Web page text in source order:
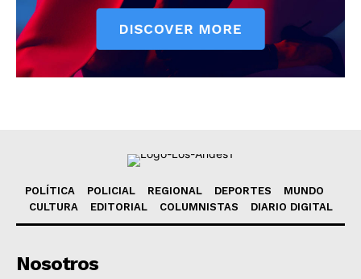
POLÍTICA POLICIAL REGIONAL DEPORTES
MUNDO
CULTURA
EDITORIAL COLUMNISTAS DIARIO DIGITAL
Nosotros